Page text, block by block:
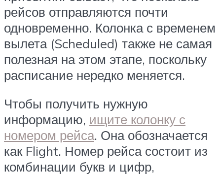
рейсов отправляются почти
одновременно. Колонка с временем
вылета (Scheduled) также не самая
полезная на этом этапе, поскольку
расписание нередко меняется.
Чтобы получить нужную
информацию, ищите колонку с
номером рейса. Она обозначается
как Flight. Номер рейса состоит из
комбинации букв и цифр,